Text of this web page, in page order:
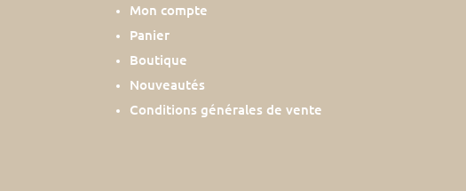
Mon compte
Panier
Boutique
Nouveautés
Conditions générales de vente